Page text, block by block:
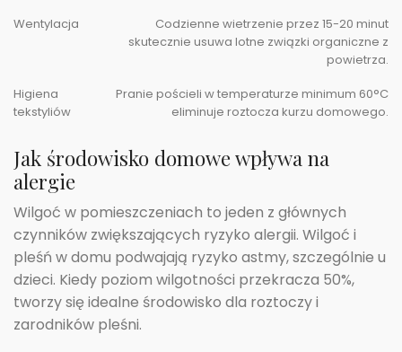
Wentylacja
Codzienne wietrzenie przez 15-20 minut
skutecznie usuwa lotne związki organiczne z
powietrza.
Higiena
tekstyliów
Pranie pościeli w temperaturze minimum 60°C
eliminuje roztocza kurzu domowego.
Jak środowisko domowe wpływa na
alergie
Wilgoć w pomieszczeniach to jeden z głównych
czynników zwiększających ryzyko alergii. Wilgoć i
pleśń w domu podwajają ryzyko astmy, szczególnie u
dzieci. Kiedy poziom wilgotności przekracza 50%,
tworzy się idealne środowisko dla roztoczy i
zarodników pleśni.